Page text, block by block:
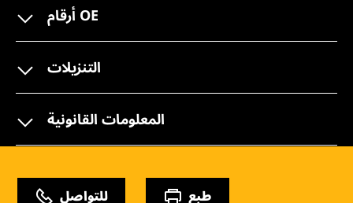
أرقام OE
التنزيلات
المعلومات القانونية
للتواصل طبع